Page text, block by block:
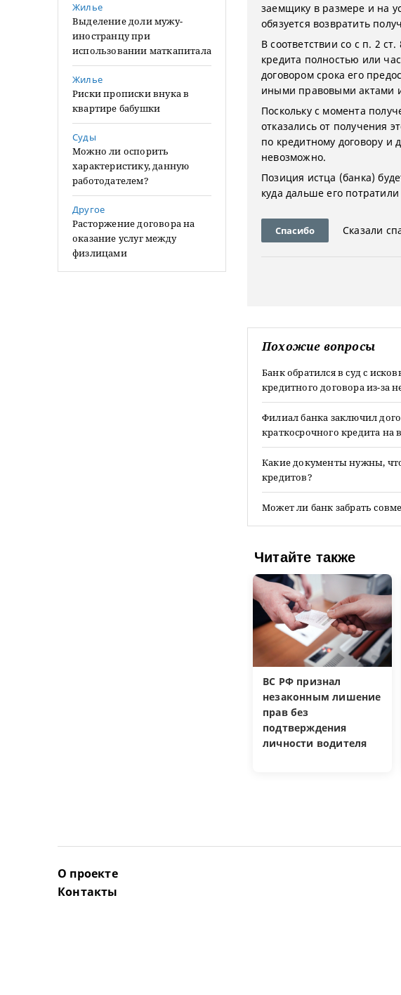
Жилье
Выделение доли мужу-
иностранцу при
использовании маткапитала
Жилье
Риски прописки внука в
квартире бабушки
Суды
Можно ли оспорить
характеристику, данную
работодателем?
Другое
Расторжение договора на
оказание услуг между
физлицами
заемщику в размере и на
обязуется возвратить
В соответствии со с п. 2
кредита полностью или
договором срока его
иными правовыми актами
Поскольку с момента
отказались от получения
по кредитному договору и
невозможно.
Позиция истца (банка)
куда дальше его
Спасибо Сказали
Похожие вопросы
Банк обратился в суд с
кредитного договора из-за
Филиал банка заключил
краткосрочного кредита на
Какие документы нужны,
кредитов?
Может ли банк забрать
Читайте также
ВС РФ признал
незаконным лишение
прав без
подтверждения
личности водителя
О проекте
Контакты